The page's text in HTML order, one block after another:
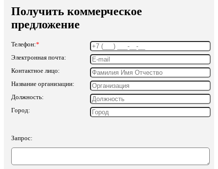
Получить коммерческое
предложение
Телефон:*
Электронная почта:
Контактное лицо:
Название организации:
Должность:
Город:
Запрос: